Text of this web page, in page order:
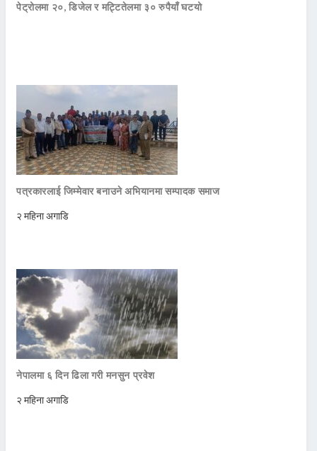
पेट्रोलमा २०, डिजेल र मट्टितेलमा ३० रुपैयाँ घटयो
पत्रकारलाई जिम्मेवार बनाउने अभियानमा सम्पादक समाज
२ महिना अगाडि
नेपालमा ६ दिन ढिला गरी मनसुन प्रवेश
२ महिना अगाडि